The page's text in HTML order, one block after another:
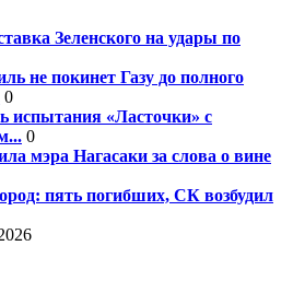
Зеленского на удары по
не покинет Газу до полного
0
«Ласточки» с
0
мэра Нагасаки за слова о вине
пять погибших, СК возбудил